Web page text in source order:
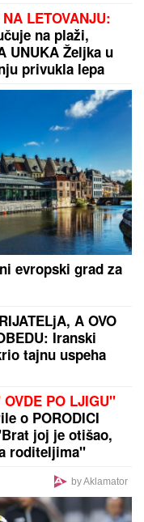
LETOVANJU:
na plaži,
UNUKA Željka u
privukla lepa
evropski grad za
A OVO
Iranski
tajnu uspeha
PO LJIGU"
o PORODICI
joj je otišao,
roditeljima"
by Aklamator